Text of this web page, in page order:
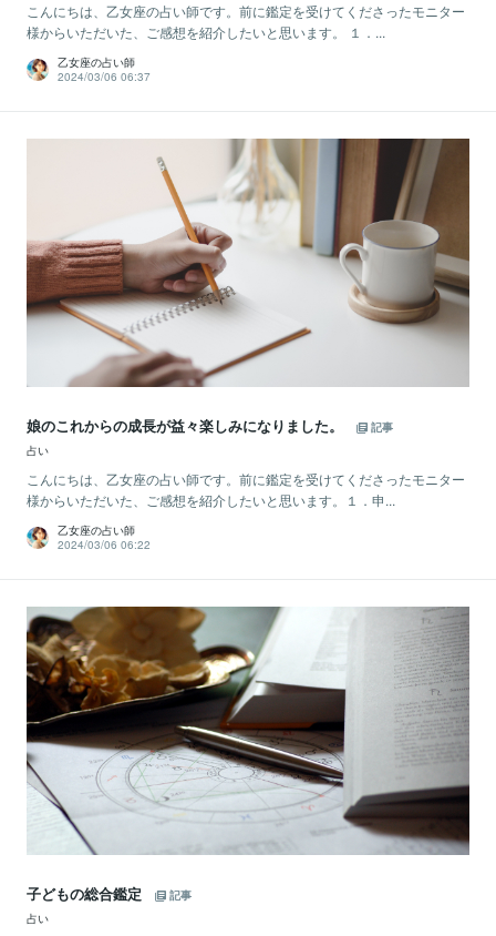
こんにちは、乙女座の占い師です。前に鑑定を受けてくださったモニター
様からいただいた、ご感想を紹介したいと思います。 １．...
乙女座の占い師
2024/03/06 06:37
娘のこれからの成長が益々楽しみになりました。
記事
占い
こんにちは、乙女座の占い師です。前に鑑定を受けてくださったモニター
様からいただいた、ご感想を紹介したいと思います。１．申...
乙女座の占い師
2024/03/06 06:22
子どもの総合鑑定
記事
占い